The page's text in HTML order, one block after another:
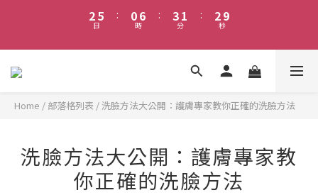
早鳥優惠7折起｜消費滿1000享免運｜滿3000元即可加入VIP群組
享有更多福利
2
1
0
5
4
3
日
:
06
5
4
0
時
:
3
2
1
1
0
分
:
2
1
0
9
8
7
6
5
3
0
秒
早鳥優惠7折起｜消費滿1000享免運｜滿3000元即可加入VIP群組
Home / 部落格列表 /洗臉方法大公開：護膚專家教你正確的洗臉方法
洗臉方法大公開：護膚專家教
你正確的洗臉方法